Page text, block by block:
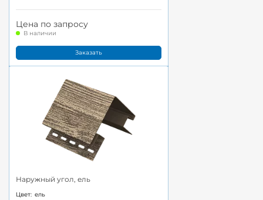
Цена по запросу
В наличии
Заказать
Наружный угол, ель
Цвет: ель